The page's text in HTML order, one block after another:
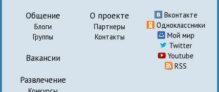
Общение
Блоги
Группы
Вакансии
Развлечение
О проекте
Партнеры
Контакты
Вконтакте
Одноклассники
Мой мир
Twitter
Youtube
RSS